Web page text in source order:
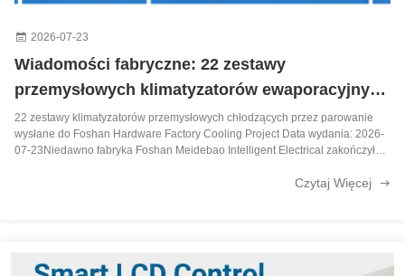
2026-07-23
Wiadomości fabryczne: 22 zestawy
przemysłowych klimatyzatorów ewaporacyjnych
wysłane do projektu chłodzenia fabryki sprzętu
w Foshan
22 zestawy klimatyzatorów przemysłowych chłodzących przez parowanie
wysłane do Foshan Hardware Factory Cooling Project Data wydania: 2026-
07-23Niedawno fabryka Foshan Meidebao Intelligent Electrical zakończyła
Czytaj Więcej